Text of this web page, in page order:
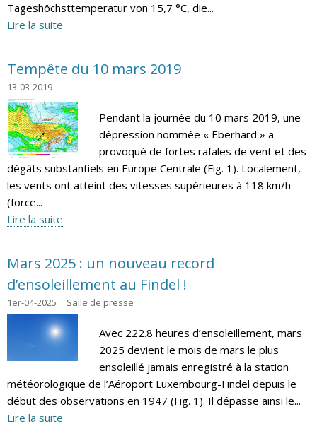
Tageshöchsttemperatur von 15,7 °C, die...
Lire la suite
Tempête du 10 mars 2019
13-03-2019
Pendant la journée du 10 mars 2019, une
dépression nommée « Eberhard » a
provoqué de fortes rafales de vent et des
dégâts substantiels en Europe Centrale (Fig. 1). Localement,
les vents ont atteint des vitesses supérieures à 118 km/h
(force...
Lire la suite
Mars 2025 : un nouveau record
d’ensoleillement au Findel !
1er-04-2025 Salle de presse
Avec 222.8 heures d’ensoleillement, mars
2025 devient le mois de mars le plus
ensoleillé jamais enregistré à la station
météorologique de l’Aéroport Luxembourg-Findel depuis le
début des observations en 1947 (Fig. 1). Il dépasse ainsi le...
Lire la suite